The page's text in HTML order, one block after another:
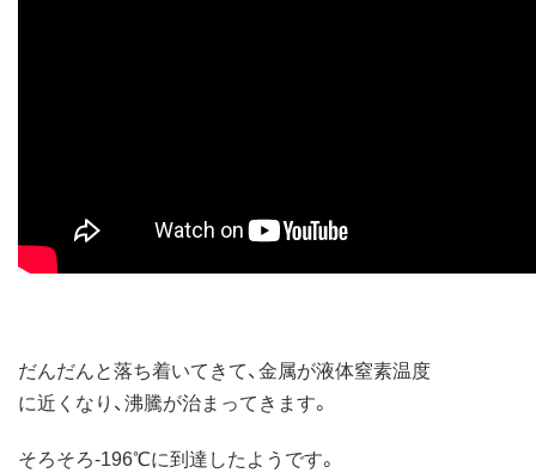
だんだんと落ち着いてきて、金属が液体窒素温度
に近くなり、沸騰が治まってきます。
そろそろ-196℃に到達したようです。